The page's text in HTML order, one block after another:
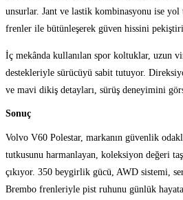
unsurlar. Jant ve lastik kombinasyonu ise
frenler ile bütünleşerek güven hissini
İç mekânda kullanılan spor koltuklar, uzun
destekleriyle sürücüyü sabit tutuyor.
ve mavi dikiş detayları, sürüş deneyimini
Sonuç
Volvo V60 Polestar, markanın güvenlik
tutkusunu harmanlayan, koleksiyon değeri
çıkıyor. 350 beygirlik gücü, AWD sistemi,
Brembo frenleriyle pist ruhunu günlük hayata